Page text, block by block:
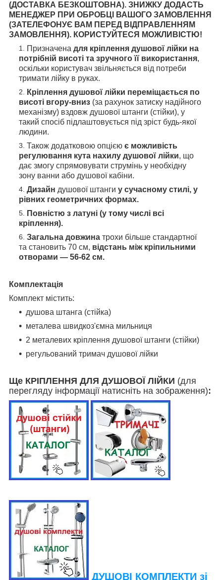
(ДОСТАВКА БЕЗКОШТОВНА). ЗНИЖКУ ДОДАСТЬ
МЕНЕДЖЕР ПРИ ОБРОБЦІ ВАШОГО ЗАМОВЛЕННЯ
(ЗАТЕЛЕФОНУЄ ВАМ ПЕРЕД ВІДПРАВЛЕННЯМ
ЗАМОВЛЕННЯ). КОРИСТУЙТЕСЯ МОЖЛИВІСТЮ!
Призначена для кріплення душової лійки на
потрібній висоті та зручного її використання,
оскільки користувач звільняється від потреби
тримати лійку в руках.
Кріплення душової лійки переміщається по
висоті вгору-вниз (за рахунок затиску надійного
механізму) вздовж душової штанги (стійки), у
такий спосіб підлаштовується під зріст будь-якої
людини.
Також додатковою опцією є можливість
регулювання кута нахилу душової лійки, що
дає змогу спрямовувати струмінь у необхідну
зону ванни або душової кабіни.
Дизайн душової штанги у сучасному стилі, у
рівних геометричних формах.
Повністю з латуні (у тому числі всі
кріплення).
Загальна довжина трохи більше стандартної
та становить 70 см, відстань між кріпильними
отворами — 56-62 см.
Комплектація
Комплект містить:
душова штанга (стійка)
металева швидкоз'ємна мильниця
2 металевих кріплення душової штанги (стійки)
регульований тримач душової лійки
Ще КРІПЛЕННЯ ДЛЯ ДУШОВОЇ ЛІЙКИ (для
перегляду інформації натисніть на зображення):
ДУШОВІ КОМПЛЕКТИ зі